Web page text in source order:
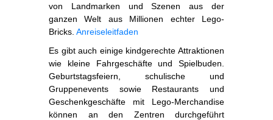
von Landmarken und Szenen aus der
ganzen Welt aus Millionen echter Lego-
Bricks. Anreiseleitfaden
Es gibt auch einige kindgerechte Attraktionen
wie kleine Fahrgeschäfte und Spielbuden.
Geburtstagsfeiern, schulische und
Gruppenevents sowie Restaurants und
Geschenkgeschäfte mit Lego-Merchandise
können an den Zentren durchgeführt